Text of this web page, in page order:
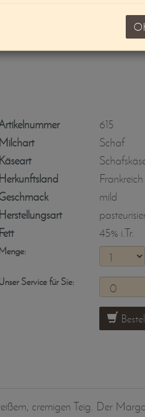
Margalet-
615
Milchart
Schaf
Käseart
Herkunftsland
Frankreich
mild
Herstellungsart
Fett
45% i.Tr.
Menge:
Service für Sie:
cremigen Teig. Der